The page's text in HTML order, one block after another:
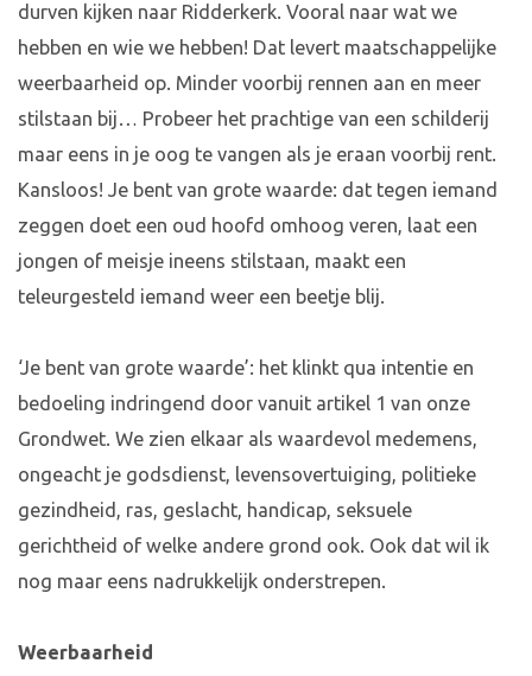
durven kijken naar Ridderkerk. Vooral naar wat we
hebben en wie we hebben! Dat levert maatschappelijke
weerbaarheid op. Minder voorbij rennen aan en meer
stilstaan bij… Probeer het prachtige van een schilderij
maar eens in je oog te vangen als je eraan voorbij rent.
Kansloos! Je bent van grote waarde: dat tegen iemand
zeggen doet een oud hoofd omhoog veren, laat een
jongen of meisje ineens stilstaan, maakt een
teleurgesteld iemand weer een beetje blij.
‘Je bent van grote waarde’: het klinkt qua intentie en
bedoeling indringend door vanuit artikel 1 van onze
Grondwet. We zien elkaar als waardevol medemens,
ongeacht je godsdienst, levensovertuiging, politieke
gezindheid, ras, geslacht, handicap, seksuele
gerichtheid of welke andere grond ook. Ook dat wil ik
nog maar eens nadrukkelijk onderstrepen.
Weerbaarheid